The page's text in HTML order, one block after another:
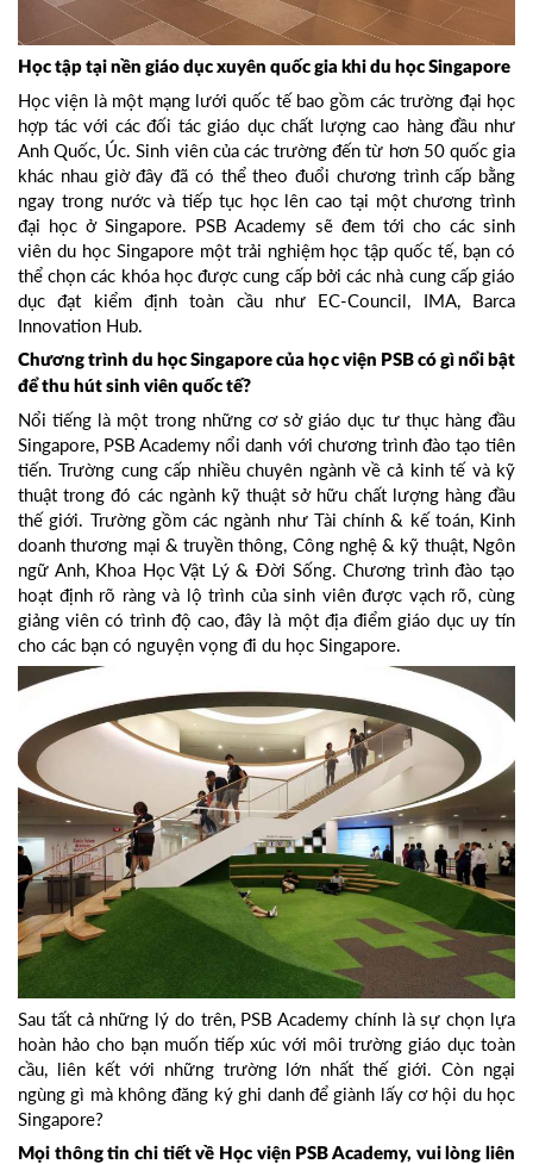
Học tập tại nền giáo dục xuyên quốc gia khi du học Singapore
Học viện là một mạng lưới quốc tế bao gồm các trường đại học
hợp tác với các đối tác giáo dục chất lượng cao hàng đầu như
Anh Quốc, Úc. Sinh viên của các trường đến từ hơn 50 quốc gia
khác nhau giờ đây đã có thể theo đuổi chương trình cấp bằng
ngay trong nước và tiếp tục học lên cao tại một chương trình
đại học ở Singapore. PSB Academy sẽ đem tới cho các sinh
viên du học Singapore một trải nghiệm học tập quốc tế, bạn có
thể chọn các khóa học được cung cấp bởi các nhà cung cấp giáo
dục đạt kiểm định toàn cầu như EC-Council, IMA, Barca
Innovation Hub.
Chương trình du học Singapore của học viện PSB có gì nổi bật
để thu hút sinh viên quốc tế?
Nổi tiếng là một trong những cơ sở giáo dục tư thục hàng đầu
Singapore, PSB Academy nổi danh với chương trình đào tạo tiên
tiến. Trường cung cấp nhiều chuyên ngành về cả kinh tế và kỹ
thuật trong đó các ngành kỹ thuật sở hữu chất lượng hàng đầu
thế giới. Trường gồm các ngành như Tài chính & kế toán, Kinh
doanh thương mại & truyền thông, Công nghệ & kỹ thuật, Ngôn
ngữ Anh, Khoa Học Vật Lý & Đời Sống. Chương trình đào tạo
hoạt định rõ ràng và lộ trình của sinh viên được vạch rõ, cùng
giảng viên có trình độ cao, đây là một địa điểm giáo dục uy tín
cho các bạn có nguyện vọng đi du học Singapore.
Sau tất cả những lý do trên, PSB Academy chính là sự chọn lựa
hoàn hảo cho bạn muốn tiếp xúc với môi trường giáo dục toàn
cầu, liên kết với những trường lớn nhất thế giới. Còn ngại
ngùng gì mà không đăng ký ghi danh để giành lấy cơ hội du học
Singapore?
Mọi thông tin chi tiết về Học viện PSB Academy, vui lòng liên